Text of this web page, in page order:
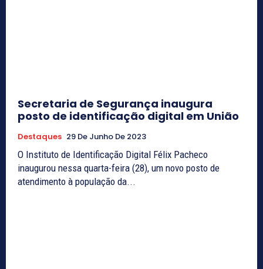
Secretaria de Segurança inaugura
posto de identificação digital em União
Destaques 29 De Junho De 2023
O Instituto de Identificação Digital Félix Pacheco
inaugurou nessa quarta-feira (28), um novo posto de
atendimento à população da...